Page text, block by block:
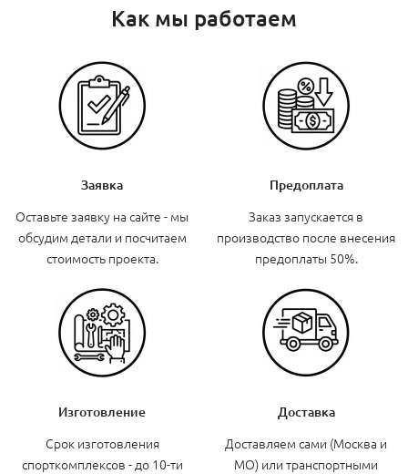
Как мы работаем
Заявка
Оставьте заявку на сайте - мы
обсудим детали и посчитаем
стоимость проекта.
Предоплата
Заказ запускается в
производство после внесения
предоплаты 50%.
Изготовление
Срок изготовления
спорткомплексов - до 10-ти
Доставка
Доставляем сами (Москва и
МО) или транспортными